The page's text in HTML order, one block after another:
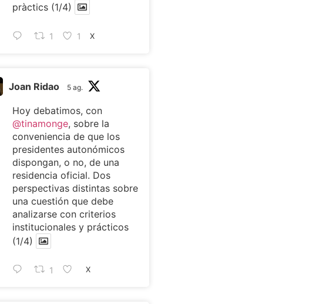
pràctics (1/4)
1 1 X
Joan Ridao 5 ag.
Hoy debatimos, con
@tinamonge, sobre la
conveniencia de que los
presidentes autonómicos
dispongan, o no, de una
residencia oficial. Dos
perspectivas distintas sobre
una cuestión que debe
analizarse con criterios
institucionales y prácticos
(1/4)
1 X